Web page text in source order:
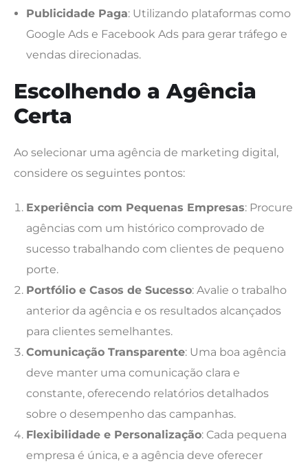
Publicidade Paga: Utilizando plataformas como
Google Ads e Facebook Ads para gerar tráfego e
vendas direcionadas.
Escolhendo a Agência
Certa
Ao selecionar uma agência de marketing digital,
considere os seguintes pontos:
Experiência com Pequenas Empresas: Procure
agências com um histórico comprovado de
sucesso trabalhando com clientes de pequeno
porte.
Portfólio e Casos de Sucesso: Avalie o trabalho
anterior da agência e os resultados alcançados
para clientes semelhantes.
Comunicação Transparente: Uma boa agência
deve manter uma comunicação clara e
constante, oferecendo relatórios detalhados
sobre o desempenho das campanhas.
Flexibilidade e Personalização: Cada pequena
empresa é única, e a agência deve oferecer